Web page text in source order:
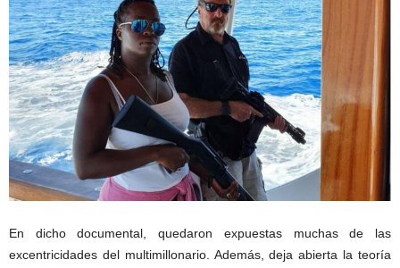
En dicho documental, quedaron expuestas muchas de las
excentricidades del multimillonario. Además, deja abierta la teoría